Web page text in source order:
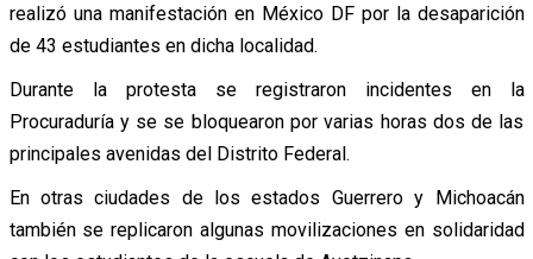
realizó una manifestación en México DF por la desaparición
de 43 estudiantes en dicha localidad.
Durante la protesta se registraron incidentes en la
Procuraduría y se se bloquearon por varias horas dos de las
principales avenidas del Distrito Federal.
En otras ciudades de los estados Guerrero y Michoacán
también se replicaron algunas movilizaciones en solidaridad